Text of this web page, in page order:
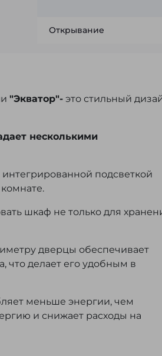
Открывание
"Экватор"- это стильный
несколькими
подсветкой
шкаф не только для
дверцы обеспечивает
делает его удобным в
меньше энергии, чем
и снижает расходы на